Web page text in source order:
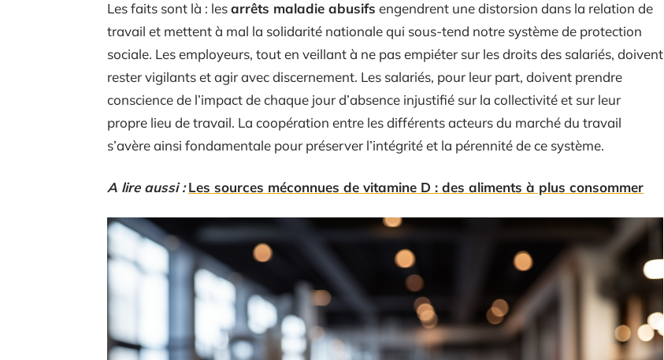
Les faits sont là : lesarrêts maladie abusifs engendrent une distorsion dans la relation de
travail et mettent à mal la solidarité nationale qui sous-tend notre système de protection
sociale. Les employeurs, tout en veillant à ne pas empiéter sur les droits des salariés, doivent
rester vigilants et agir avec discernement. Les salariés, pour leur part, doivent prendre
conscience de l’impact de chaque jour d’absence injustifié sur la collectivité et sur leur
propre lieu de travail. La coopération entre les différents acteurs du marché du travail
s’avère ainsi fondamentale pour préserver l’intégrité et la pérennité de ce système.
A lire aussi : Les sources méconnues de vitamine D : des aliments à plus consommer